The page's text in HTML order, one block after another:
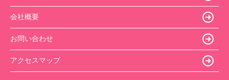
会社概要
お問い合わせ
アクセスマップ